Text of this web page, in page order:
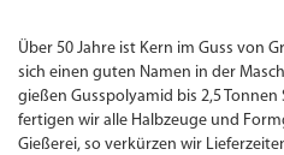
Über 50 Jahre ist Kern im Guss von
sich einen guten Namen in der
gießen Gusspolyamid bis 2,5 Tonnen
fertigen wir alle Halbzeuge und
Gießerei, so verkürzen wir